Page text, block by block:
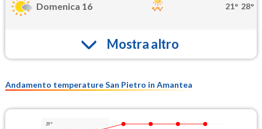
Domenica 16 21° 28°
Mostra altro
Andamento temperature San Pietro in Amantea
29°